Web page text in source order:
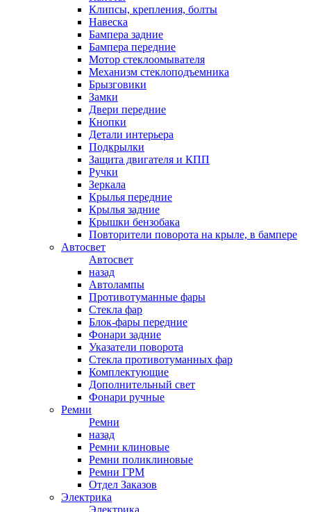
Клипсы, крепления, болты
Навеска
Бампера задние
Бампера передние
Мотор стеклоомывателя
Механизм стеклоподъемника
Брызговики
Замки
Двери передние
Кнопки
Детали интерьера
Подкрылки
Защита двигателя и КПП
Ручки
Зеркала
Крылья передние
Крылья задние
Крышки бензобака
Повторители поворота на крыле, в бампере
Автосвет
Автосвет
назад
Автолампы
Противотуманные фары
Стекла фар
Блок-фары передние
Фонари задние
Указатели поворота
Стекла противотуманных фар
Комплектующие
Дополнительный свет
Фонари ручные
Ремни
Ремни
назад
Ремни клиновые
Ремни поликлиновые
Ремни ГРМ
Отдел Заказов
Электрика
Электрика